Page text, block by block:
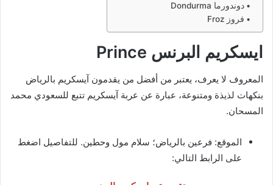
دوندورما Dondurma
فروز Froz
ايسكريم البرنس
المعروف لا يعرف، يعتبر من أفضل من يقدمون آيسكريم بالرياض
بنكهات لذيذة ومتنوعة، عبارة عن عربة آيسكريم تتبع للسعودي محمد
المسحان.
الموقع: فرعين بالرياض؛ سلام مول وحطين. للتفاصيل اضغط
على الرابط التالي: